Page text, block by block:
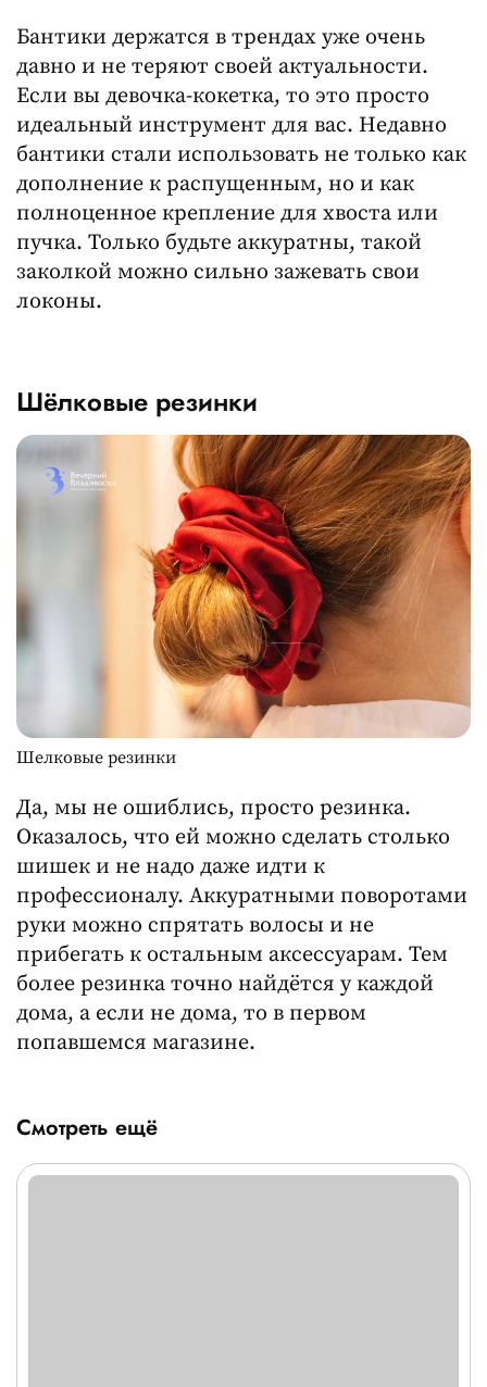
Бантики держатся в трендах уже очень
давно и не теряют своей актуальности.
Если вы девочка-кокетка, то это просто
идеальный инструмент для вас. Недавно
бантики стали использовать не только как
дополнение к распущенным, но и как
полноценное крепление для хвоста или
пучка. Только будьте аккуратны, такой
заколкой можно сильно зажевать свои
локоны.
Шёлковые резинки
Шелковые резинки
Да, мы не ошиблись, просто резинка.
Оказалось, что ей можно сделать столько
шишек и не надо даже идти к
профессионалу. Аккуратными поворотами
руки можно спрятать волосы и не
прибегать к остальным аксессуарам. Тем
более резинка точно найдётся у каждой
дома, а если не дома, то в первом
попавшемся магазине.
Смотреть ещё